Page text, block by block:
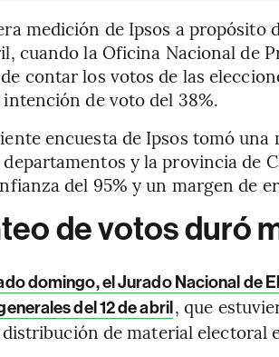
medición de Ipsos a propósito
cuando la Oficina Nacional de
contar los votos de las
de voto del 38%.
encuesta de Ipsos tomó una
y la provincia de
del 95% y un margen de
de votos duró
domingo, el Jurado Nacional de
del 12 de abril, que
de material electoral